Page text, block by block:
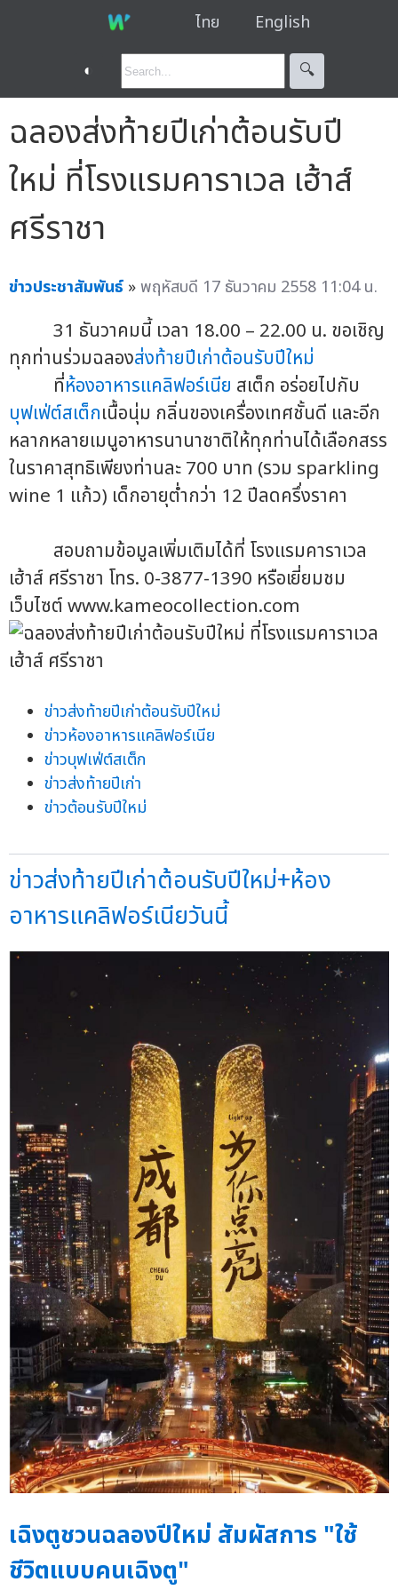
ไทย English
◐ 🔍︎
ฉลองส่งท้ายปีเก่าต้อนรับปี
ใหม่ ที่โรงแรมคาราเวล เฮ้าส์
ศรีราชา
ข่าวประชาสัมพันธ์ »พฤหัสบดี 17 ธันวาคม 2558 11:04 น.
31 ธันวาคมนี้ เวลา 18.00 – 22.00 น. ขอเชิญ
ทุกท่านร่วมฉลองส่งท้ายปีเก่าต้อนรับปีใหม่
ที่ห้องอาหารแคลิฟอร์เนีย สเต็ก อร่อยไปกับ
บุฟเฟ่ต์สเต็กเนื้อนุ่ม กลิ่นของเครื่องเทศชั้นดี และอีก
หลากหลายเมนูอาหารนานาชาติให้ทุกท่านได้เลือกสรร
ในราคาสุทธิเพียงท่านละ 700 บาท (รวม sparkling
wine 1 แก้ว) เด็กอายุต่ำกว่า 12 ปีลดครึ่งราคา
สอบถามข้อมูลเพิ่มเติมได้ที่ โรงแรมคาราเวล
เฮ้าส์ ศรีราชา โทร. 0-3877-1390 หรือเยี่ยมชม
เว็บไซต์ www.kameocollection.com
ข่าวส่งท้ายปีเก่าต้อนรับปีใหม่
ข่าวห้องอาหารแคลิฟอร์เนีย
ข่าวบุฟเฟ่ต์สเต็ก
ข่าวส่งท้ายปีเก่า
ข่าวต้อนรับปีใหม่
ข่าวส่งท้ายปีเก่าต้อนรับปีใหม่+ห้อง
อาหารแคลิฟอร์เนียวันนี้
เฉิงตูชวนฉลองปีใหม่ สัมผัสการ "ใช้
ชีวิตแบบคนเฉิงตู"